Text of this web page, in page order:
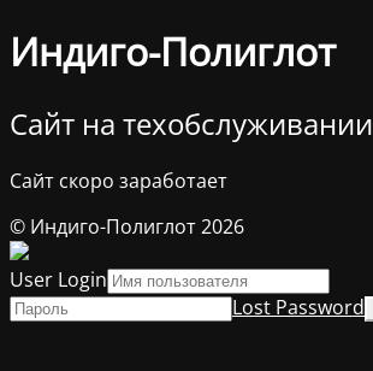
Индиго-Полиглот
Сайт на техобслуживании
Сайт скоро заработает
© Индиго-Полиглот 2026
User Login
Lost Password